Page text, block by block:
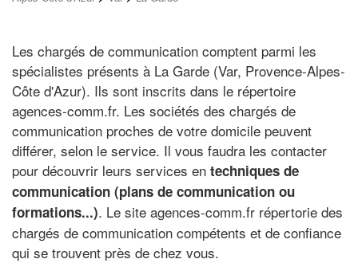
Les chargés de communication comptent parmi les
spécialistes présents à La Garde (Var, Provence-Alpes-
Côte d'Azur). Ils sont inscrits dans le répertoire
agences-comm.fr. Les sociétés des chargés de
communication proches de votre domicile peuvent
différer, selon le service. Il vous faudra les contacter
pour découvrir leurs services en techniques de
communication (plans de communication ou
formations...). Le site agences-comm.fr répertorie des
chargés de communication compétents et de confiance
qui se trouvent près de chez vous.